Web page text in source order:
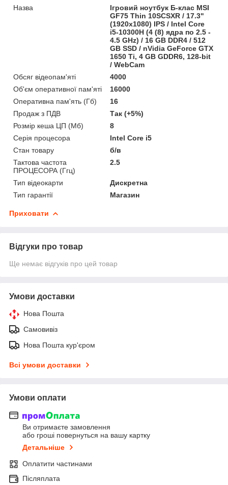
Назва
Ігровий ноутбук Б-клас MSI
GF75 Thin 10SCSXR / 17.3"
(1920x1080) IPS / Intel Core
i5-10300H (4 (8) ядра по 2.5 -
4.5 GHz) / 16 GB DDR4 / 512
GB SSD / nVidia GeForce GTX
1650 Ti, 4 GB GDDR6, 128-bit
/ WebCam
Обсяг відеопам'яті
4000
Об'єм оперативної пам'яті
16000
Оперативна пам'ять (Гб)
16
Продаж з ПДВ
Так (+5%)
Розмір кеша ЦП (Мб)
8
Серія процесора
Intel Core i5
Стан товару
б/в
Тактова частота
ПРОЦЕСОРА (Ггц)
2.5
Тип відеокарти
Дискретна
Тип гарантії
Магазин
Приховати
Відгуки про товар
Ще немає відгуків про цей товар
Умови доставки
Нова Пошта
Самовивіз
Нова Пошта кур'єром
Всі умови доставки
Умови оплати
Ви отримаєте замовлення
або гроші повернуться на вашу картку
Детальніше
Оплатити частинами
Післяплата